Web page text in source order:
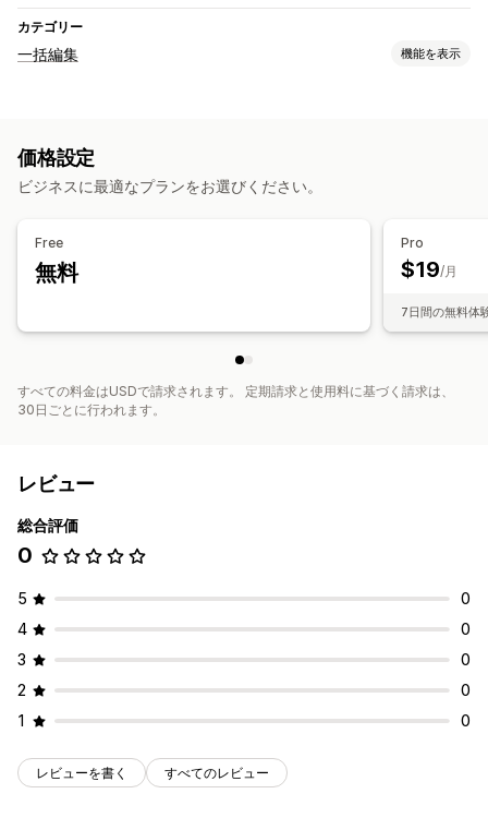
カテゴリー
一括編集 機能を表示
アクション
価格設定
ビジネスに最適なプランをお選びください。
Free
無料
Pro
$19/月
7日間の無料体
すべての料金はUSDで請求されます。 定期請求と使用料に基づく請求は、
30日ごとに行われます。
レビュー
総合評価
0
5
0
4
0
3
0
2
0
1
0
レビューを書く すべてのレビュー